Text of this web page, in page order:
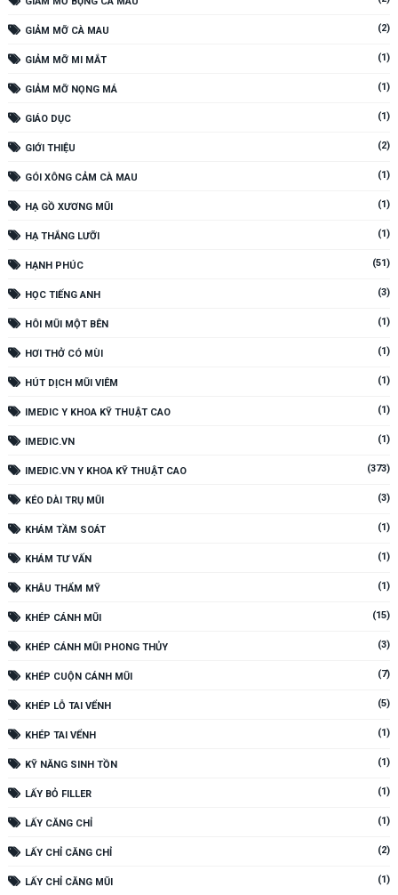
GIẢM MỠ CÀ MAU (2)
GIẢM MỠ MI MẮT (1)
GIẢM MỠ NỌNG MÁ (1)
GIÁO DỤC (1)
GIỚI THIỆU (2)
GÓI XÔNG CẢM CÀ MAU (1)
HẠ GỒ XƯƠNG MŨI (1)
HẠ THẮNG LƯỠI (1)
HẠNH PHÚC (51)
HỌC TIẾNG ANH (3)
HÔI MŨI MỘT BÊN (1)
HƠI THỞ CÓ MÙI (1)
HÚT DỊCH MŨI VIÊM (1)
IMEDIC Y KHOA KỸ THUẬT CAO (1)
IMEDIC.VN (1)
IMEDIC.VN Y KHOA KỸ THUẬT CAO (373)
KÉO DÀI TRỤ MŨI (3)
KHÁM TẦM SOÁT (1)
KHÁM TƯ VẤN (1)
KHÂU THẨM MỸ (1)
KHÉP CÁNH MŨI (15)
KHÉP CÁNH MŨI PHONG THỦY (3)
KHÉP CUỘN CÁNH MŨI (7)
KHÉP LỖ TAI VỂNH (5)
KHÉP TAI VỂNH (1)
KỸ NĂNG SINH TỒN (1)
LẤY BỎ FILLER (1)
LẤY CĂNG CHỈ (1)
LẤY CHỈ CĂNG CHỈ (2)
LẤY CHỈ CĂNG MŨI (1)